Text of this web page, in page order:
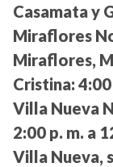
Casamata y
Miraflores
Miraflores,
Cristina: 4:00
Villa Nueva
2:00 p. m. a
Villa Nueva,